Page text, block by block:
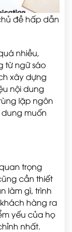
đề hấp dẫn
nhiều,
từ ngữ sáo
xây dựng
nội dung
lặp ngôn
muốn
trọng
cần thiết
làm gì, trình
hàng ra
yếu của họ
nhất.